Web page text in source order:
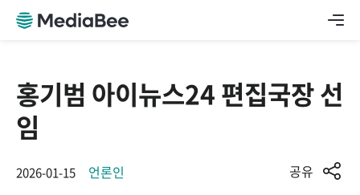
홍기범 아이뉴스24 편집국장 선
임
2026-01-15 언론인 공유